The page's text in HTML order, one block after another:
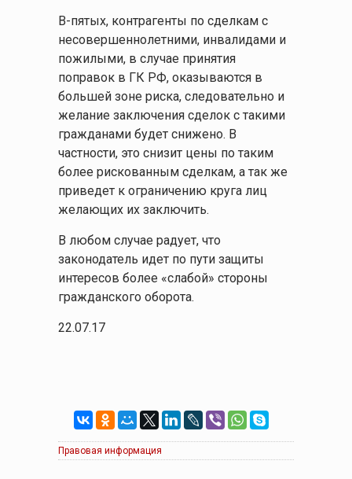
В-пятых, контрагенты по сделкам с
несовершеннолетними, инвалидами и
пожилыми, в случае принятия
поправок в ГК РФ, оказываются в
большей зоне риска, следовательно и
желание заключения сделок с такими
гражданами будет снижено. В
частности, это снизит цены по таким
более рискованным сделкам, а так же
приведет к ограничению круга лиц
желающих их заключить.
В любом случае радует, что
законодатель идет по пути защиты
интересов более «слабой» стороны
гражданского оборота.
22.07.17
Правовая информация